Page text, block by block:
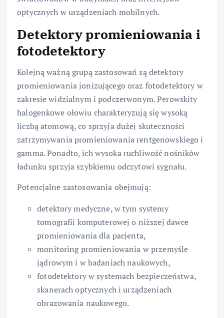
optycznych w urządzeniach mobilnych.
Detektory promieniowania i
fotodetektory
Kolejną ważną grupą zastosowań są detektory
promieniowania jonizującego oraz fotodetektory w
zakresie widzialnym i podczerwonym. Perowskity
halogenkowe ołowiu charakteryzują się wysoką
liczbą atomową, co sprzyja dużej skuteczności
zatrzymywania promieniowania rentgenowskiego i
gamma. Ponadto, ich wysoka ruchliwość nośników
ładunku sprzyja szybkiemu odczytowi sygnału.
Potencjalne zastosowania obejmują:
detektory medyczne, w tym systemy
tomografii komputerowej o niższej dawce
promieniowania dla pacjenta,
monitoring promieniowania w przemyśle
jądrowym i w badaniach naukowych,
fotodetektory w systemach bezpieczeństwa,
skanerach optycznych i urządzeniach
obrazowania naukowego.